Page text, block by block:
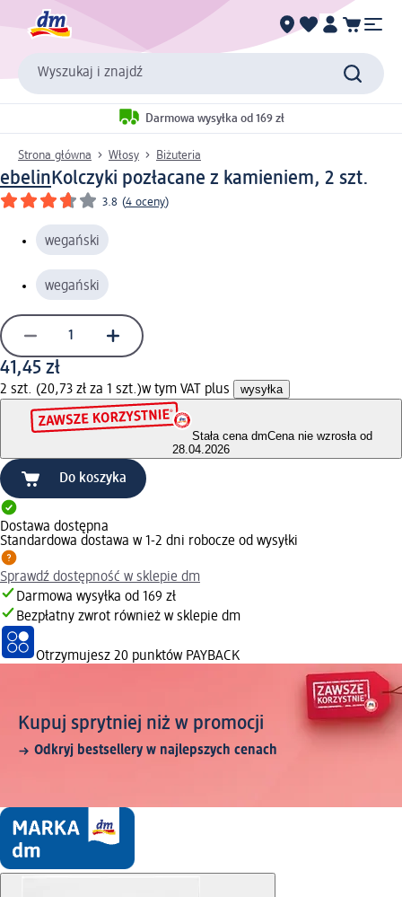
Wyszukaj i znajdź
Darmowa wysyłka od 169 zł
Strona główna Włosy Biżuteria
ebelin Kolczyki pozłacane z kamieniem, 2 szt.
3.8 (4 oceny)
wegański
wegański
41,45 zł
2 szt. (20,73 zł za 1 szt.)w tym VAT plus wysyłka
Stała cena dmCena nie wzrosła od
28.04.2026
Do koszyka
Dostawa dostępna
Standardowa dostawa w 1-2 dni robocze od wysyłki
Sprawdź dostępność w sklepie dm
Darmowa wysyłka od 169 zł
Bezpłatny zwrot również w sklepie dm
Otrzymujesz 20 punktów PAYBACK
Kupuj sprytniej niż w promocji
Odkryj bestsellery w najlepszych cenach